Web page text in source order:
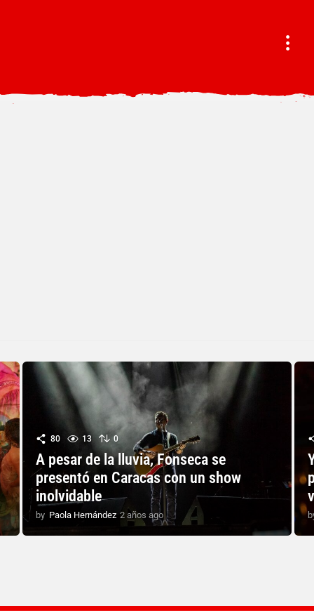
80 13 0
A pesar de la lluvia, Fonseca se
presentó en Caracas con un show
inolvidable
by Paola Hernández 2 años ago 2
a
o